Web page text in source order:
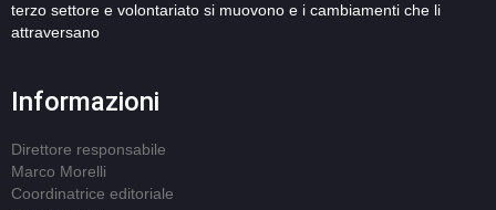
terzo settore e volontariato si muovono e i cambiamenti che li
attraversano
Informazioni
Direttore responsabile
Marco Morelli
Coordinatrice editoriale